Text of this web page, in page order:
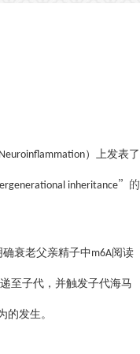
）上发表了
inheritance”的
衰老父亲精子中 m6A阅读
至子代，并触发子代海马
的发生。